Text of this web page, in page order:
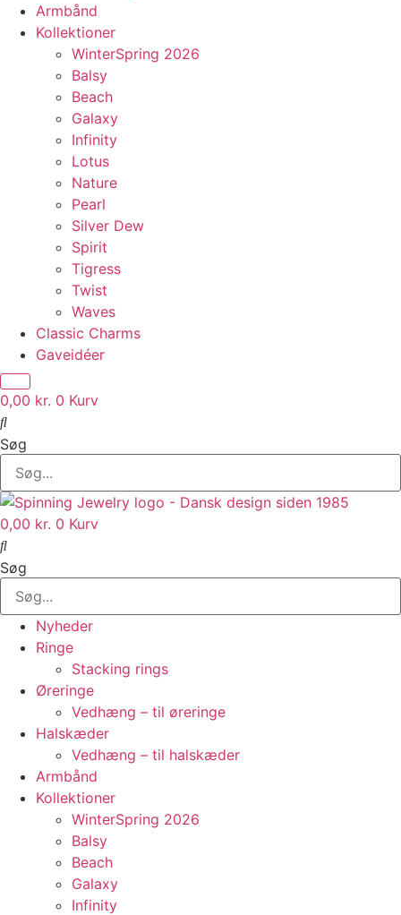
Armbånd
Kollektioner
WinterSpring 2026
Balsy
Beach
Galaxy
Infinity
Lotus
Nature
Pearl
Silver Dew
Spirit
Tigress
Twist
Waves
Classic Charms
Gaveidéer
0,00 kr. 0 Kurv
Søg
0,00 kr. 0 Kurv
Søg
Nyheder
Ringe
Stacking rings
Øreringe
Vedhæng – til øreringe
Halskæder
Vedhæng – til halskæder
Armbånd
Kollektioner
WinterSpring 2026
Balsy
Beach
Galaxy
Infinity